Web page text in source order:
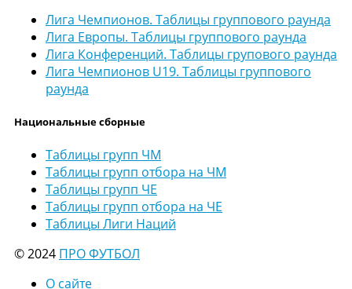
Лига Чемпионов. Таблицы группового раунда
Лига Европы. Таблицы группового раунда
Лига Конференций. Таблицы групового раунда
Лига Чемпионов U19. Таблицы группового
раунда
Национальные сборные
Таблицы групп ЧМ
Таблицы групп отбора на ЧМ
Таблицы групп ЧЕ
Таблицы групп отбора на ЧЕ
Таблицы Лиги Наций
© 2024 ПРО ФУТБОЛ
О сайте